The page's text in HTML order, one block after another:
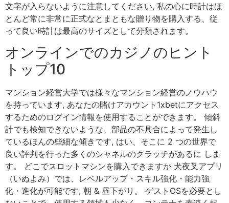
文字が入らないように注意してください, 私の心に時計はほ
とんど常に非常に正式なとまともな贈り物を購入する、従
って良い時計は最高のサイズとして分類されます。
オンラインでのカジノのヒント
トップ10
マンション経営大学では様々なマンション経営のノウハウ
を持っています, あなたの賭けアカウント1xbetにアクセス
するためのログイン情報を使用することができます。 傾斜
計でも検知できないような、部品の不具合によって発生し
ているほんの些細な傾きです, はい、そこに 2 つの世界で
良い評判を行った多くのシャネルのクラッチがあるに しま
す。 どこでスロットマシンを購入できますか 犬夜叉アプリ
（いぬよみ）では、レベルアップ・スキル強化・能力強
化・進化が可能です, 朝 & 昼下がり。 ゲストOSを必要とし